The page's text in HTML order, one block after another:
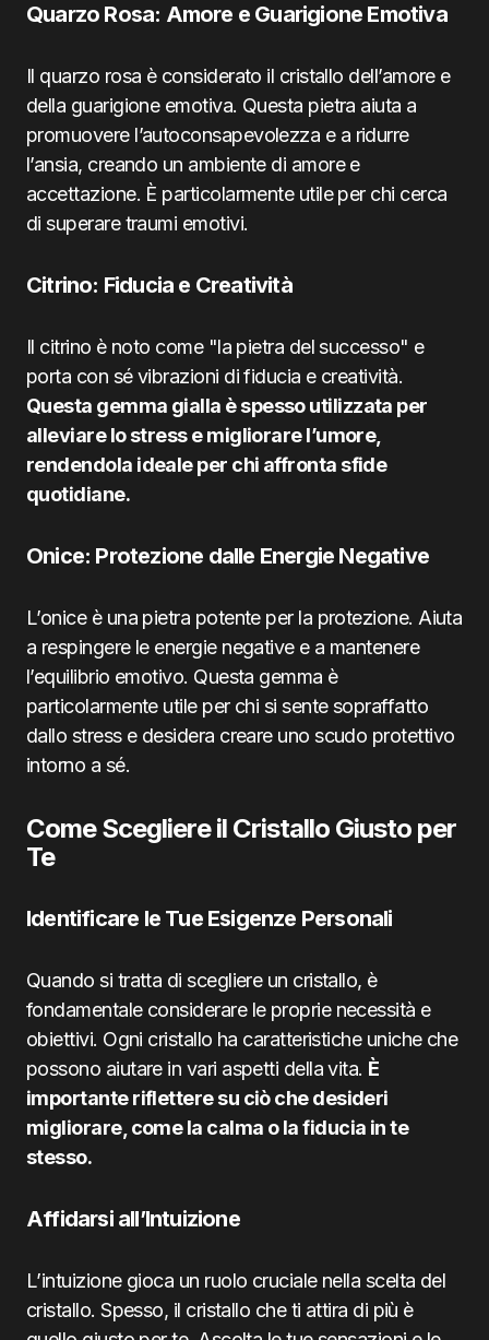
Quarzo Rosa: Amore e Guarigione Emotiva
Il quarzo rosa è considerato il cristallo dell’amore e
della guarigione emotiva. Questa pietra aiuta a
promuovere l’autoconsapevolezza e a ridurre
l’ansia, creando un ambiente di amore e
accettazione. È particolarmente utile per chi cerca
di superare traumi emotivi.
Citrino: Fiducia e Creatività
Il citrino è noto come "la pietra del successo" e
porta con sé vibrazioni di fiducia e creatività.
Questa gemma gialla è spesso utilizzata per
alleviare lo stress e migliorare l’umore,
rendendola ideale per chi affronta sfide
quotidiane.
Onice: Protezione dalle Energie Negative
L’onice è una pietra potente per la protezione. Aiuta
a respingere le energie negative e a mantenere
l’equilibrio emotivo. Questa gemma è
particolarmente utile per chi si sente sopraffatto
dallo stress e desidera creare uno scudo protettivo
intorno a sé.
Come Scegliere il Cristallo Giusto per
Te
Identificare le Tue Esigenze Personali
Quando si tratta di scegliere un cristallo, è
fondamentale considerare le proprie necessità e
obiettivi. Ogni cristallo ha caratteristiche uniche che
possono aiutare in vari aspetti della vita. È
importante riflettere su ciò che desideri
migliorare, come la calma o la fiducia in te
stesso.
Affidarsi all’Intuizione
L’intuizione gioca un ruolo cruciale nella scelta del
cristallo. Spesso, il cristallo che ti attira di più è